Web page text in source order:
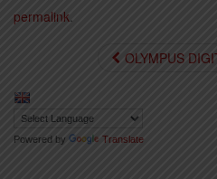
permalink.
OLYMPUS
Powered by Translate